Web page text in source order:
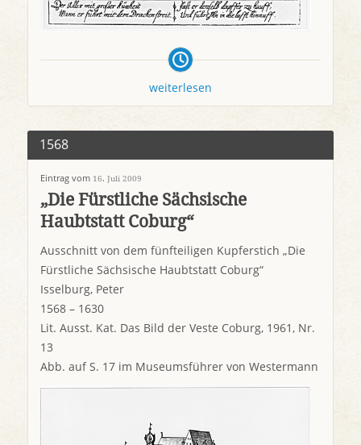
weiterlesen
1568
Eintrag vom 16. Juli 2009
„Die Fürstliche Sächsische
Haubtstatt Coburg“
Ausschnitt von dem fünfteiligen Kupferstich „Die
Fürstliche Sächsische Haubtstatt Coburg“
Isselburg, Peter
1568 – 1630
Lit. Ausst. Kat. Das Bild der Veste Coburg, 1961, Nr.
13
Abb. auf S. 17 im Museumsführer von Westermann